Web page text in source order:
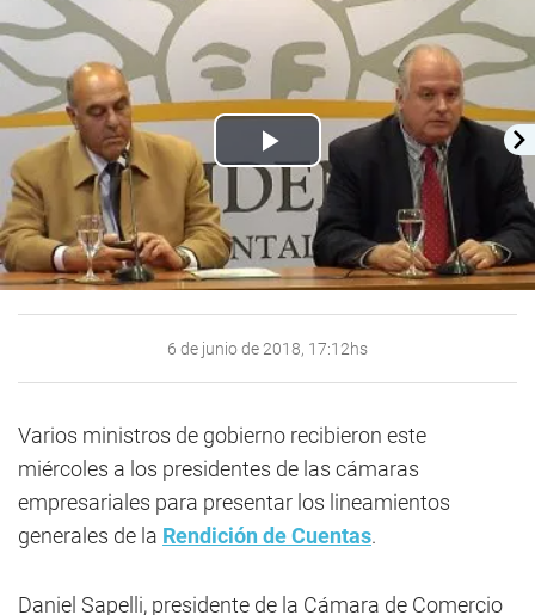
Play
Video
6 de junio de 2018, 17:12hs
Varios ministros de gobierno recibieron este
miércoles a los presidentes de las cámaras
empresariales para presentar los lineamientos
generales de la Rendición de Cuentas.
Daniel Sapelli, presidente de la Cámara de Comercio